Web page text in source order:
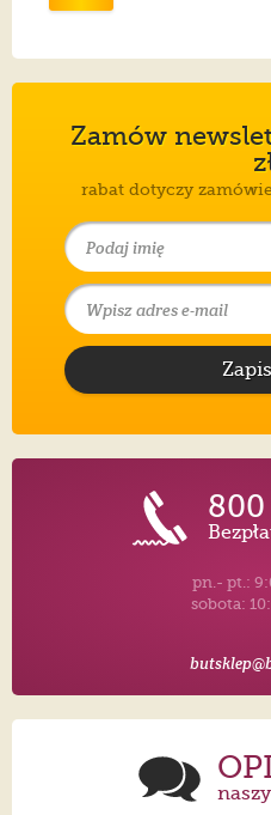
Zamów
rabat dotyczy
800
pn.- pt.:
sobota: